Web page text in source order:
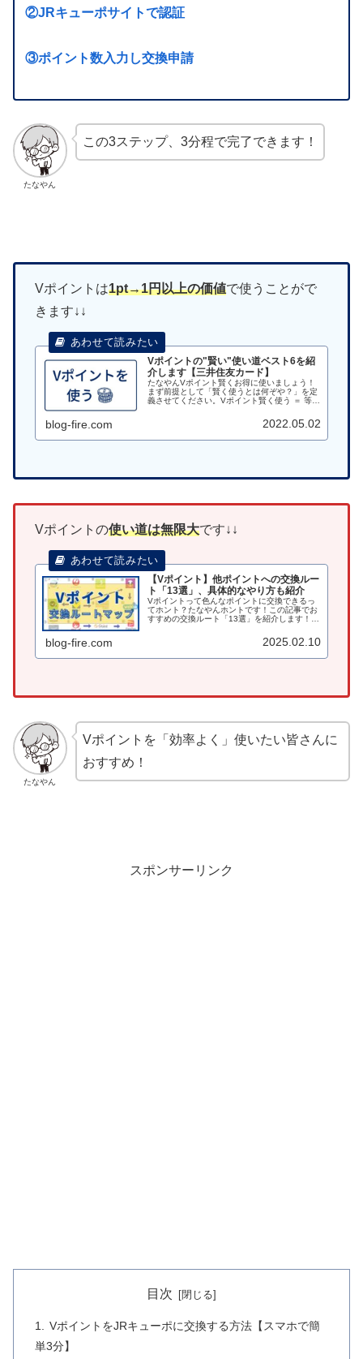
②JRキューポサイトで認証
③ポイント数入力し交換申請
たなやん
この3ステップ、3分程で完了できます！
Vポイントは1pt→1円以上の価値で使うことがで
きます↓↓
Vポイントの"賢い"使い道ベスト6を紹
介します【三井住友カード】
たなやんVポイント賢くお得に使いましょう！
まず前提として「賢く使うとは何ぞや？」を定
義させてください。Vポイント賢く使う ＝ 等価
て今回の記事の結論ですが、Vポイントの賢い
blog-fire.com 2022.05.02
Vポイントの使い道は無限大です↓↓
【Vポイント】他ポイントへの交換ルー
ト「13選」、具体的なやり方も紹介
Vポイントって色んなポイントに交換できるっ
てホント？たなやんホントです！この記事でお
すすめの交換ルート「13選」を紹介します！
り方を紹介します！【Vポイント】他ポイント
blog-fire.com 2025.02.10
たなやん
Vポイントを「効率よく」使いたい皆さんに
おすすめ！
スポンサーリンク
目次
VポイントをJRキューポに交換する方法【スマホで簡
単3分】